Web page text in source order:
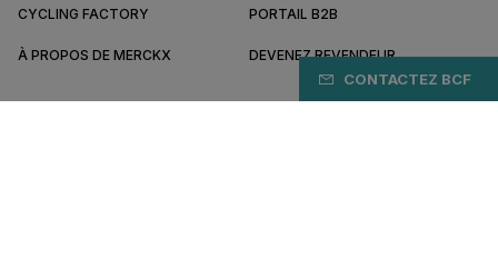
CONTACTEZ BCF
CYCLING FACTORY PORTAIL B2B
À PROPOS DE MERCKX DEVENEZ REVENDEUR